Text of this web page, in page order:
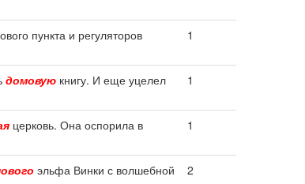
пункта и регуляторов
1
домовую книгу. И еще уцелел
1
церковь. Она оспорила в
1
эльфа Винки с волшебной
2